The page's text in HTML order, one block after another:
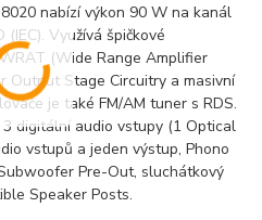
nabízí výkon 90 W na kanál
Využívá špičkové
(Wide Range Amplifier
Output Stage Circuitry a masivní
je také FM/AM tuner s RDS.
digitální audio vstupy (1 Optical
vstupů a jeden výstup, Phono
Pre-Out, sluchátkový
Speaker Posts.